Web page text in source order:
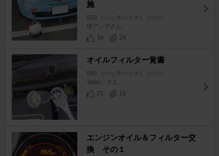
施
500 （ハッチバック） [3代目]
球アンプさん
34
24
オイルフィルター覚書
500 （ハッチバック） [3代目]
Tetsu。さん
25
18
エンジンオイル＆フィルター交
換 その１